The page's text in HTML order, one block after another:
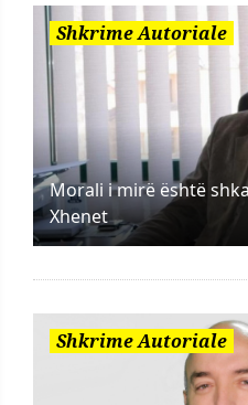
Shkrime Autoriale
Morali i mirë është
Xhenet
Shkrime Autoriale